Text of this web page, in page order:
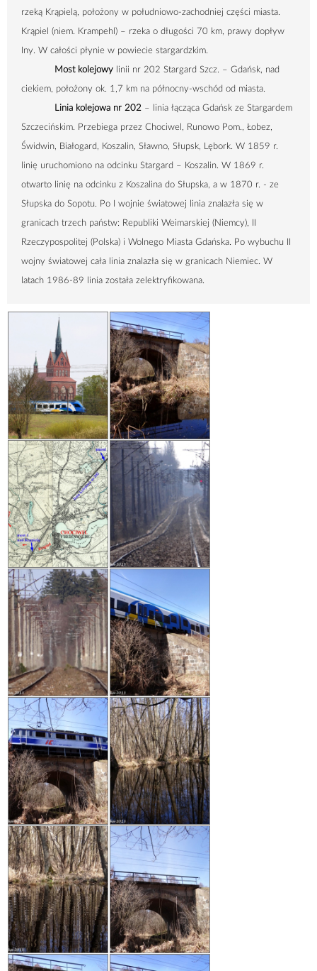
rzeką Krąpielą, położony w południowo-zachodniej części miasta.
Krąpiel (niem. Krampehl) – rzeka o długości 70 km, prawy dopływ
Iny. W całości płynie w powiecie stargardzkim.
Most kolejowy linii nr 202 Stargard Szcz. – Gdańsk, nad
ciekiem, położony ok. 1,7 km na północny-wschód od miasta.
Linia kolejowa nr 202 – linia łącząca Gdańsk ze Stargardem
Szczecińskim. Przebiega przez Chociwel, Runowo Pom., Łobez,
Świdwin, Białogard, Koszalin, Sławno, Słupsk, Lębork. W 1859 r.
linię uruchomiono na odcinku Stargard – Koszalin. W 1869 r.
otwarto linię na odcinku z Koszalina do Słupska, a w 1870 r. - ze
Słupska do Sopotu. Po I wojnie światowej linia znalazła się w
granicach trzech państw: Republiki Weimarskiej (Niemcy), II
Rzeczypospolitej (Polska) i Wolnego Miasta Gdańska. Po wybuchu II
wojny światowej cała linia znalazła się w granicach Niemiec. W
latach 1986-89 linia została zelektryfikowana.